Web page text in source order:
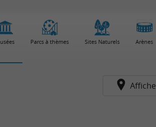
Parcs à thèmes Sites Naturels Arènes